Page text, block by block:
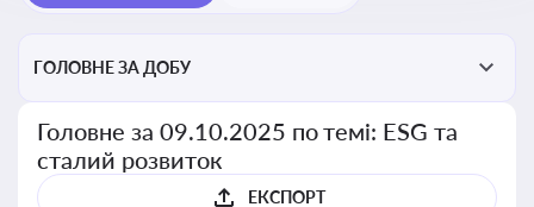
ГОЛОВНЕ ЗА ДОБУ
Головне за 09.10.2025 по темі: ESG та
сталий розвиток
ЕКСПОРТ